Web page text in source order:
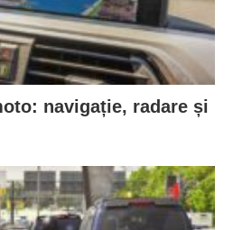
navigație, radare și